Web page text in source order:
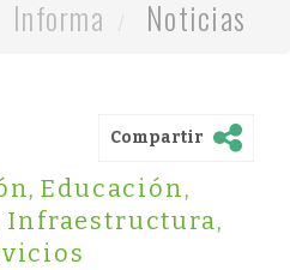
Informa Noticias
Compartir
, Educación,
Infraestructura,